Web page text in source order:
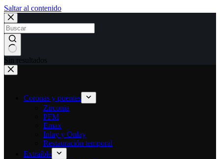
Saltar al contenido
Sin resultados
Coronas y puentes
Zirconia
PFM
Emax
Inlay y Onlay
Restauración temporal
Extraíble